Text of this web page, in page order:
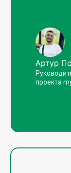
Артур
проекта